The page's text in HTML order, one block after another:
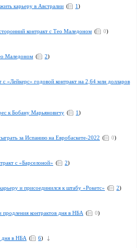
карьеру в Австралии ( 1)
контракт с Тео Маледоном ( 0)
Маледоном ( 2)
«Лейкерс» годовой контракт на 2,64 млн долларов
к Бобану Марьяновичу ( 1)
за Испанию на Евробаскете-2022 ( 0)
с «Барселоной» ( 2)
и присоединился к штабу «Рокетс» ( 2)
продления контрактов дня в НБА ( 0)
дня в НБА ( 6)